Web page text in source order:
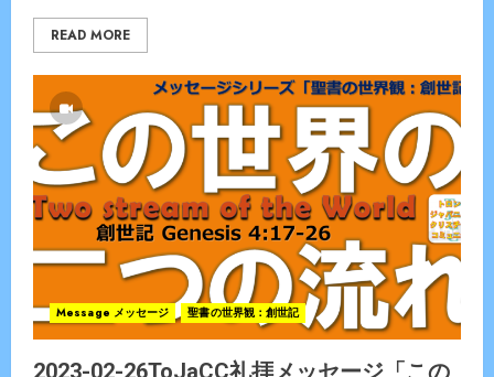
READ MORE
Message メッセージ 聖書の世界観：創世記